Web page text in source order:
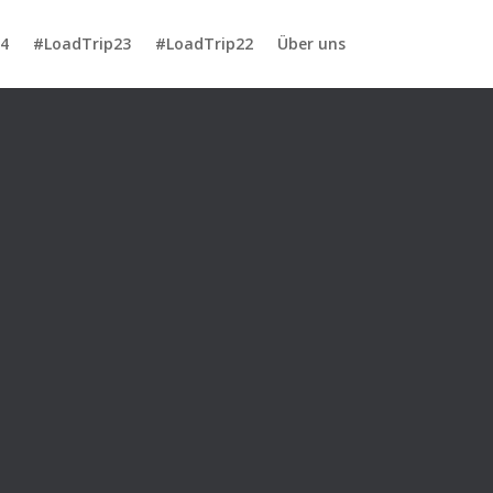
#LoadTrip23 #LoadTrip22 Über uns